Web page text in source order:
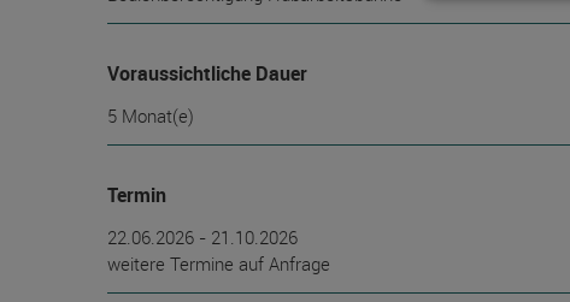
Voraussichtliche Dauer
5 Monat(e)
Termin
22.06.2026 - 21.10.2026
weitere Termine auf Anfrage